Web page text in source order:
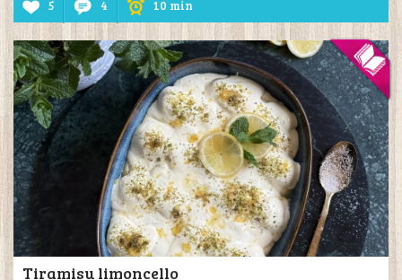
5 4 10 min
Tiramisu limoncello